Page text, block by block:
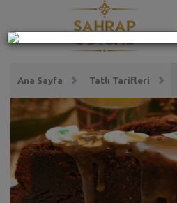
Ana Sayfa Tatlı Tarifleri